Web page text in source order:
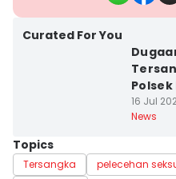
Curated For You
16 Jul
News
Topics
Tersangka pelecehan